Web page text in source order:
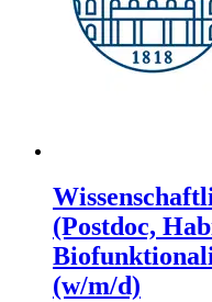
(Postdoc,
(w/m/d)